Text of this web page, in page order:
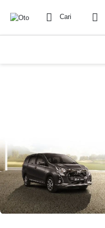
Cari